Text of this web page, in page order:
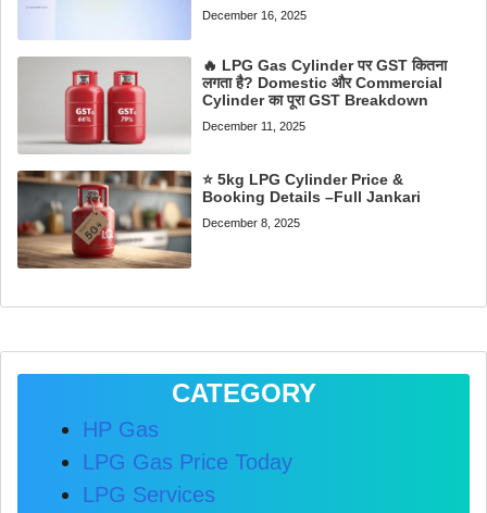
December 16, 2025
🔥 LPG Gas Cylinder पर GST कितना
लगता है? Domestic और Commercial
Cylinder का पूरा GST Breakdown
December 11, 2025
⭐ 5kg LPG Cylinder Price &
Booking Details –Full Jankari
December 8, 2025
CATEGORY
HP Gas
LPG Gas Price Today
LPG Services